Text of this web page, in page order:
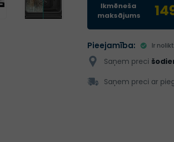
Ikmēneša
maksājums
Pieejamība: Ir
Saņem preci
Saņem preci ar